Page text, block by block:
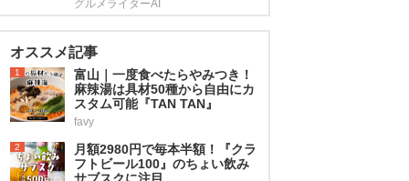
グルメライターAI
オススメ記事
1
富山｜一度食べたらやみつき！
麻辣湯は具材50種から自由にカ
スタム可能『TAN TAN』
favy
2
月額2980円で毎本半額！『クラ
フトビール100』のちょい飲み
サブスクに注目